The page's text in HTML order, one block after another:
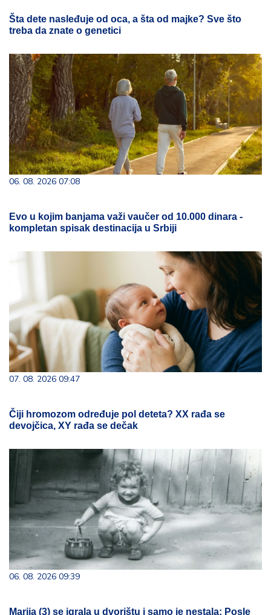
Šta dete nasleđuje od oca, a šta od majke? Sve što
treba da znate o genetici
06. 08. 2026 07:08
Evo u kojim banjama važi vaučer od 10.000 dinara -
kompletan spisak destinacija u Srbiji
07. 08. 2026 09:47
Čiji hromozom određuje pol deteta? XX rađa se
devojčica, XY rađa se dečak
06. 08. 2026 09:39
Marija (3) se igrala u dvorištu i samo je nestala: Posle